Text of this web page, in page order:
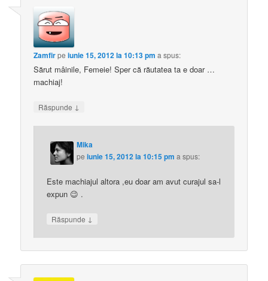
Zamfirpeiunie 15, 2012 la 10:13 pm a spus:
Sărut mâinile, Femeie! Sper că răutatea ta e doar …
machiaj!
Răspunde ↓
Mika
peiunie 15, 2012 la 10:15 pm a spus:
Este machiajul altora ,eu doar am avut curajul sa-l
expun 😉 .
Răspunde ↓